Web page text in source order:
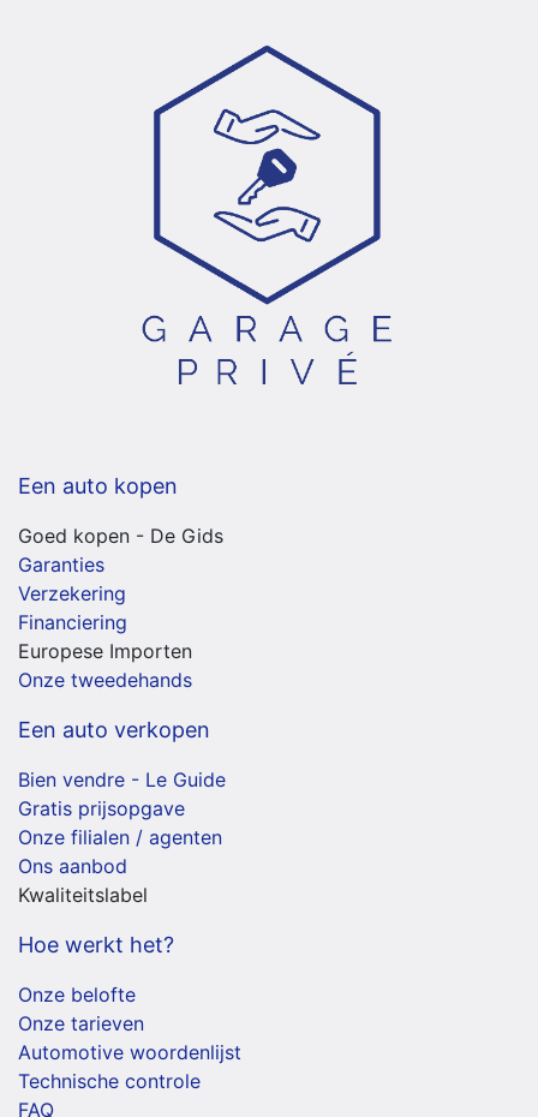
Een auto kopen
Goed kopen - De Gids
Garanties
Verzekering
Financiering
Europese Importen
Onze tweedehands
Een auto verkopen
Bien vendre - Le Guide
Gratis prijsopgave
Onze filialen / agenten
Ons aanbod
Kwaliteitslabel
Hoe werkt het?
Onze belofte
Onze tarieven
Automotive woordenlijst
Technische controle
FAQ